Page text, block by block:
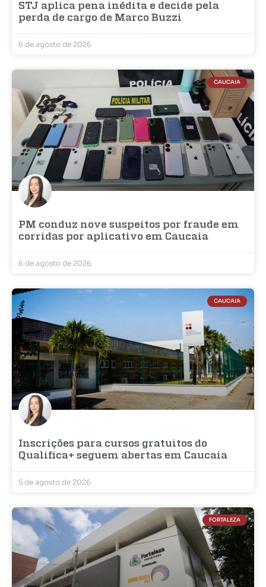
STJ aplica pena inédita e decide pela
perda de cargo de Marco Buzzi
6 de agosto de 2026
CAUCAIA
PM conduz nove suspeitos por fraude em
corridas por aplicativo em Caucaia
6 de agosto de 2026
CAUCAIA
Inscrições para cursos gratuitos do
Qualifica+ seguem abertas em Caucaia
5 de agosto de 2026
FORTALEZA